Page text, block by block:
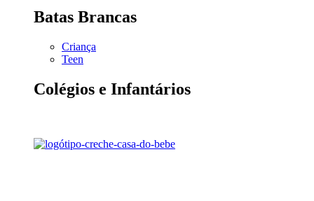
Batas Brancas
Criança
Teen
Colégios e Infantários